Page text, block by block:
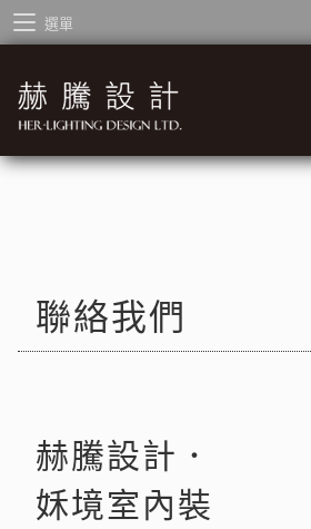
聯絡我們
赫騰設計．
姀境室內裝
選單